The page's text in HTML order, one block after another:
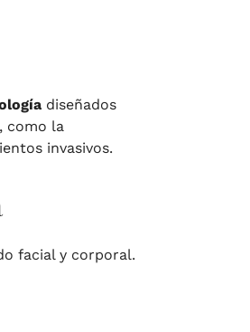
diseñados
como la
invasivos.
facial y corporal.